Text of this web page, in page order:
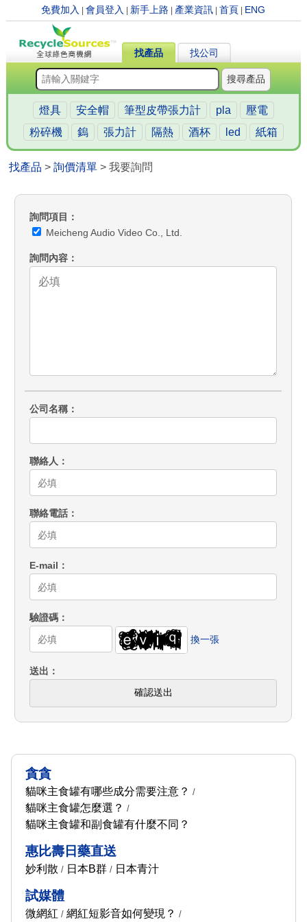
免費加入 |會員登入 新手上路 產業資訊 |首頁 ENG
找產品 找公司
搜尋產品
燈具 安全帽 筆型皮帶張力計 pla
壓電
粉碎機
鎢 張力計 隔熱 酒杯 led 紙箱
找產品 >詢價清單 > 我要詢問
詢問項目
Meicheng Audio Video Co., Ltd.
詢問內容
公司名稱
聯絡人
聯絡電話
E-mail
驗證碼
換一張
送出
確認送出
貪貪
貓咪主食罐有哪些成分需要注意？ /
貓咪主食罐怎麼選？ /
貓咪主食罐和副食罐有什麼不同？
惠比壽日藥直送
妙利散 / 日本B群/ 日本青汁
試媒體
微網紅 / 網紅短影音如何變現？ /